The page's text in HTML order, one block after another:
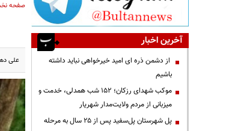
صفحه
علی
آخرین اخبار
از دشمن ذره ای امید خیرخواهی نباید داشته
باشیم
موکب شهدای رزکان؛ ۱۵۲ شب همدلی، خدمت و
میزبانی از مردم ولایت‌مدار شهریار
پل شهرستان پل‌سفید پس از ۲۵ سال به مرحله